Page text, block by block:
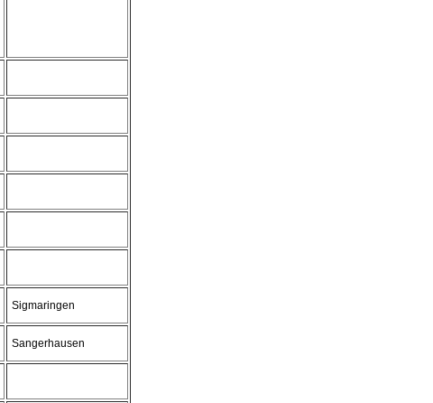
Sigmaringen
Sangerhausen